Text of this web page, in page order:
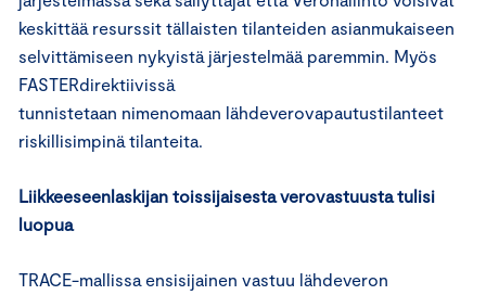
keskittää resurssit tällaisten tilanteiden asianmukaiseen
selvittämiseen nykyistä järjestelmää paremmin. Myös
FASTERdirektiivissä
tunnistetaan nimenomaan lähdeverovapautustilanteet
riskillisimpinä tilanteita.
Liikkeeseenlaskijan toissijaisesta verovastuusta tulisi
luopua
TRACE-mallissa ensisijainen vastuu lähdeveron